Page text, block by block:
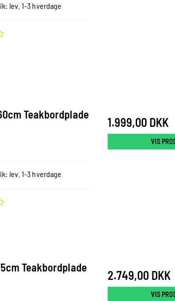
lev. 1-3 hverdage
Teakbordplade
lev. 1-3 hverdage
1.999,00 DKK
VIS
Teakbordplade
2.749,00 DKK
VIS